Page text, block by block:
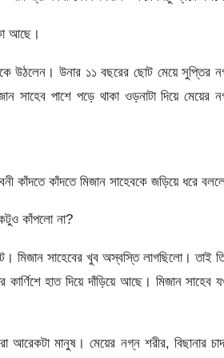
আছে।
উঠলেন। উনার ১১ বছরের ছোট মেয়ে সুপ্তির
সাহেব পাশে পড়ে থাকা ওড়নাটা দিয়ে মেয়ের
কাঁদতে কাঁদতে মিজান সাহেবকে জড়িয়ে ধরে
কাঁপলো না?
মিজান সাহেবের খুব অস্বস্তি লাগছিলো। তাই
হাত দিয়ে দাঁড়িয়ে আছে। মিজান সাহেব
মানুষ। মেয়ের নগ্ন শরীর, বিছানার